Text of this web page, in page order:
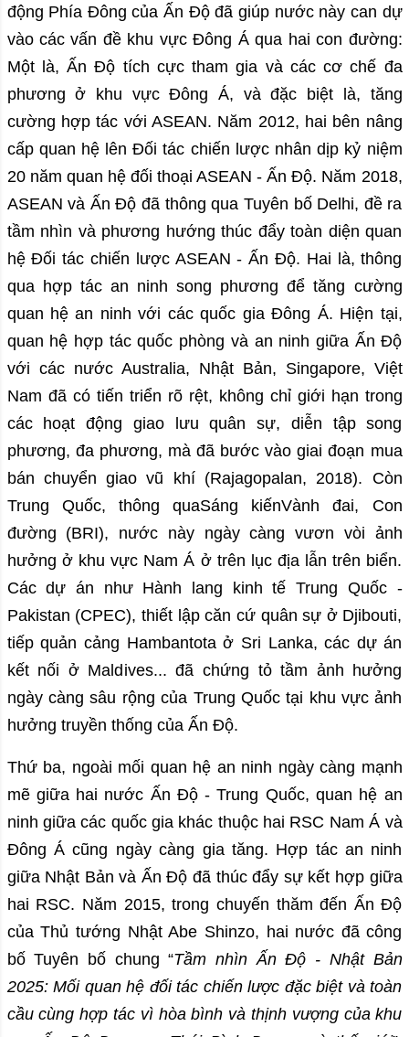
động Phía Đông của Ấn Độ đã giúp nước này can dự
vào các vấn đề khu vực Đông Á qua hai con đường:
Một là, Ấn Độ tích cực tham gia và các cơ chế đa
phương ở khu vực Đông Á, và đặc biệt là, tăng
cường hợp tác với ASEAN. Năm 2012, hai bên nâng
cấp quan hệ lên Đối tác chiến lược nhân dịp kỷ niệm
20 năm quan hệ đối thoại ASEAN - Ấn Độ. Năm 2018,
ASEAN và Ấn Độ đã thông qua Tuyên bố Delhi, đề ra
tầm nhìn và phương hướng thúc đẩy toàn diện quan
hệ Đối tác chiến lược ASEAN - Ấn Độ. Hai là, thông
qua hợp tác an ninh song phương để tăng cường
quan hệ an ninh với các quốc gia Đông Á. Hiện tại,
quan hệ hợp tác quốc phòng và an ninh giữa Ấn Độ
với các nước Australia, Nhật Bản, Singapore, Việt
Nam đã có tiến triển rõ rệt, không chỉ giới hạn trong
các hoạt động giao lưu quân sự, diễn tập song
phương, đa phương, mà đã bước vào giai đoạn mua
bán chuyển giao vũ khí (Rajagopalan, 2018). Còn
Trung Quốc, thông quaSáng kiếnVành đai, Con
đường (BRI), nước này ngày càng vươn vòi ảnh
hưởng ở khu vực Nam Á ở trên lục địa lẫn trên biển.
Các dự án như Hành lang kinh tế Trung Quốc -
Pakistan (CPEC), thiết lập căn cứ quân sự ở Djibouti,
tiếp quản cảng Hambantota ở Sri Lanka, các dự án
kết nối ở Maldives... đã chứng tỏ tầm ảnh hưởng
ngày càng sâu rộng của Trung Quốc tại khu vực ảnh
hưởng truyền thống của Ấn Độ.
Thứ ba, ngoài mối quan hệ an ninh ngày càng mạnh
mẽ giữa hai nước Ấn Độ - Trung Quốc, quan hệ an
ninh giữa các quốc gia khác thuộc hai RSC Nam Á và
Đông Á cũng ngày càng gia tăng. Hợp tác an ninh
giữa Nhật Bản và Ấn Độ đã thúc đẩy sự kết hợp giữa
hai RSC. Năm 2015, trong chuyến thăm đến Ấn Độ
của Thủ tướng Nhật Abe Shinzo, hai nước đã công
bố Tuyên bố chung “Tầm nhìn Ấn Độ - Nhật Bản
2025: Mối quan hệ đối tác chiến lược đặc biệt và toàn
cầu cùng hợp tác vì hòa bình và thịnh vượng của khu